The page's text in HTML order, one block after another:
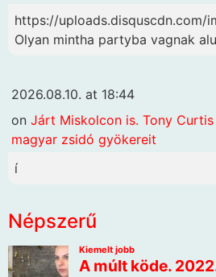
https://uploads.disquscdn.com/
Olyan mintha partyba vagnak
2026.08.10. at 18:44
on Járt Miskolcon is. Tony
magyar zsidó gyökereit
í
Népszerű